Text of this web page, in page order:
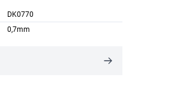
DK0770
0,7mm